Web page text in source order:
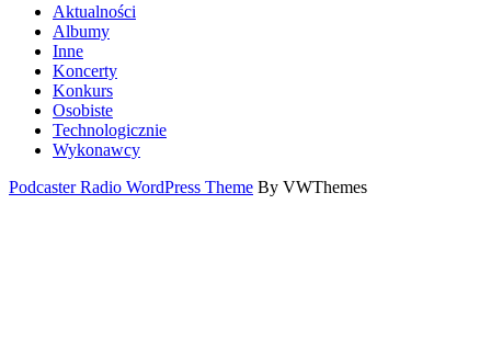
Aktualności
Albumy
Inne
Koncerty
Konkurs
Osobiste
Technologicznie
Wykonawcy
Podcaster Radio WordPress Theme By VWThemes